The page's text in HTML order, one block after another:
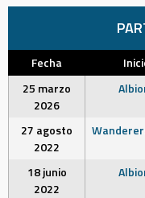
Fecha
25 marzo
2026
27 agosto
2022
18 junio
2022